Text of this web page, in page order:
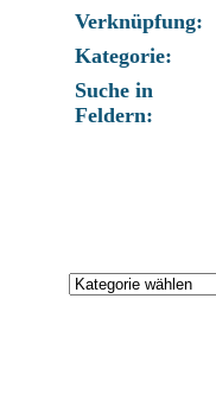
Verknüpfung:
Kategorie:
Suche in
Feldern: